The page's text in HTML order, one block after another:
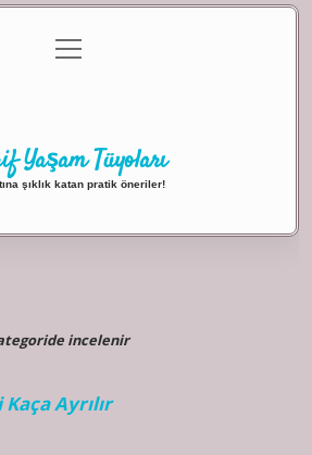
Gizlilik Politikası
menüyü
aç
Yaşam Tüyoları
şıklık katan pratik öneriler!
incelenir
Ayrılır